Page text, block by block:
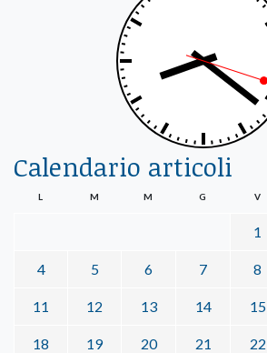
Calendario articoli
L M M G V
1
4 5 6 7 8
11 12 13 14 15
18 19 20 21 22